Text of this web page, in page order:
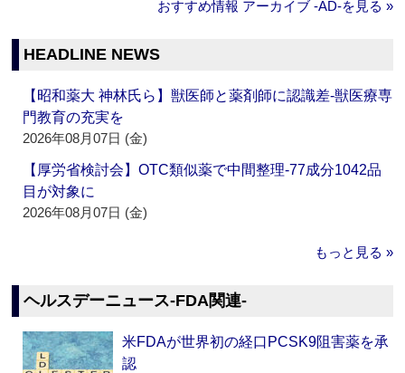
おすすめ情報 アーカイブ ‐AD‐を見る »
HEADLINE NEWS
【昭和薬大 神林氏ら】獣医師と薬剤師に認識差‐獣医療専
門教育の充実を
2026年08月07日 (金)
【厚労省検討会】OTC類似薬で中間整理‐77成分1042品
目が対象に
2026年08月07日 (金)
もっと見る »
ヘルスデーニュース‐FDA関連‐
米FDAが世界初の経口PCSK9阻害薬を承
認